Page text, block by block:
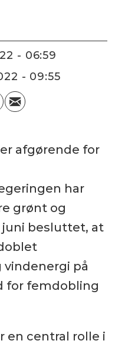
- 06:59
- 09:55
afgørende for
har
grønt og
juni besluttet, at
vindenergi på
for femdobling
en central rolle i